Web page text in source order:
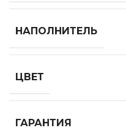
НАПОЛНИТЕЛЬ
ЦВЕТ
ГАРАНТИЯ